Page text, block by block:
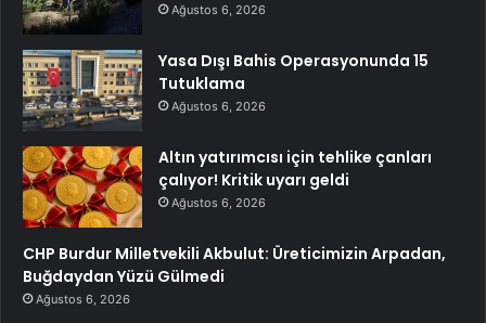
Ağustos 6, 2026
Yasa Dışı Bahis Operasyonunda 15
Tutuklama
Ağustos 6, 2026
Altın yatırımcısı için tehlike çanları
çalıyor! Kritik uyarı geldi
Ağustos 6, 2026
CHP Burdur Milletvekili Akbulut: Üreticimizin Arpadan,
Buğdaydan Yüzü Gülmedi
Ağustos 6, 2026